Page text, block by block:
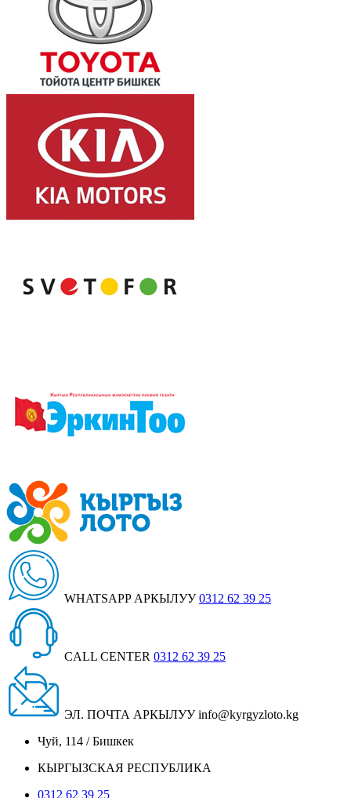
WHATSAPP АРКЫЛУУ 0312 62 39 25
CALL CENTER 0312 62 39 25
ЭЛ. ПОЧТА АРКЫЛУУ info@kyrgyzloto.kg
Чуй, 114 / Бишкек
КЫРГЫЗСКАЯ РЕСПУБЛИКА
0312 62 39 25